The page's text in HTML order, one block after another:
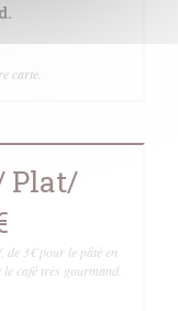
carte.
Plat/
de 3€ pour le pâté en
café très gourmand.